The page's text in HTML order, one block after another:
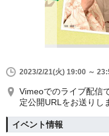
2023/2/21(火) 19:00 ～
Vimeoでのライブ配信
定公開URLをお送りし
イベント情報